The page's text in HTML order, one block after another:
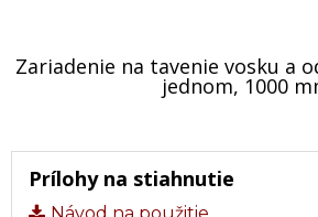
Zariadenie na tavenie vosku a
jednom, 1000
Prílohy na stiahnutie
Návod na použitie